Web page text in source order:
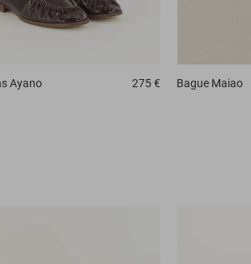
Ayano 275 € Bague Maiao